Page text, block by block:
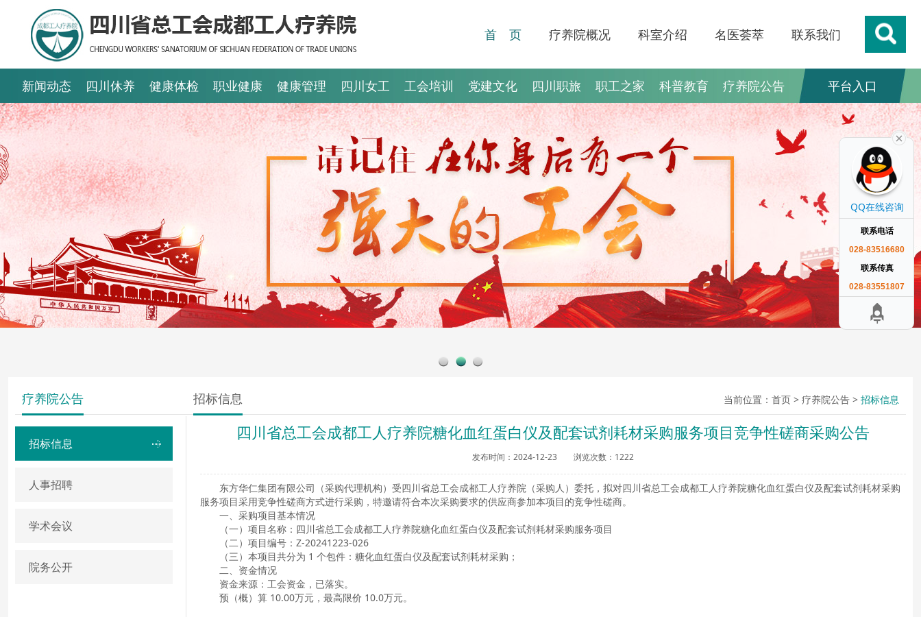
首 页 疗养院概况 科室介绍 名医荟萃 联系我们
新闻动态 四川休养 健康体检 职业健康 健康管理 四川女工 工会培训 党建文化 四川职旅 职工之家 科普教育 疗养院公告 平台入口
疗养院公告 招标信息 当前位置： 首页 > 疗养院公告 > 招标信息
招标信息
人事招聘
学术会议
院务公开
四川省总工会成都工人疗养院糖化血红蛋白仪及配套试剂耗材采购服务项目竞争性磋商采购公告
发布时间：2024-12-23 浏览次数：1222
东方华仁集团有限公司（采购代理机构）受四川省总工会成都工人疗养院（采购人）委托，拟对四川省总工会成都工人疗养院糖化血红蛋白仪及配套试剂耗材采购
服务项目采用竞争性磋商方式进行采购，特邀请符合本次采购要求的供应商参加本项目的竞争性磋商。
一、 采购项目基本情况
（一）项目名称： 四川省总工会成都工人疗养院糖化血红蛋白仪及配套试剂耗材采购服务项目
（二）项目编号： Z-20241223-026
（三）本项目共分为 1 个包件：糖化血红蛋白仪及配套试剂耗材采购；
二、资金情况
资金来源：工会资金，已落实。
预（概）算 10.00万元，最高限价 10.0万元。
QQ在线咨询
联系电话
028-83516680
联系传真
028-83551807